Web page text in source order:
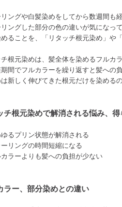
ングや白髪染めをしてから数週間も
ングした部分の色の違いが気になっ
ることを、「リタッチ根元染め」や
チ根元染めは、髪全体を染めるフルカ
間でフルカラーを繰り返すと髪への
新しく伸びてきた根元だけを染める
チ根元染めで解消される悩み、得
ゆるプリン状態が解消される
ーリングの時間短縮になる
カラーよりも髪への負担が少ない
ラー、部分染めとの違い